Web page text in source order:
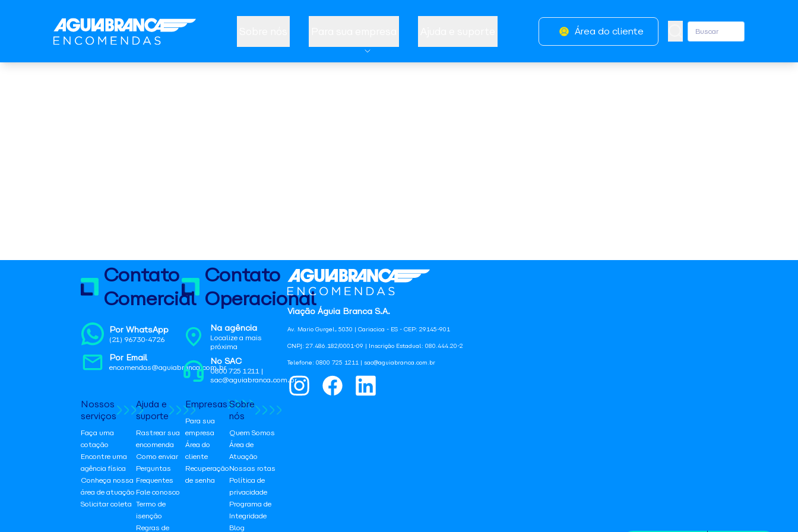
Área do cliente
Viação Águia Branca S.A.
Av. Mario Gurgel, 5030 | Cariacica - ES - CEP: 29145-901
CNPJ: 27.486.182/0001-09 | Inscrição Estadual: 080.444.20-2
Telefone: 0800 725 1211 | sac@aguiabranca.com.br
Contato
Comercial
Por WhatsApp
(21) 96730-4726
Por Email
encomendas@aguiabranca.com.br
Contato
Operacional
Na agência
Localize a mais
próxima
No SAC
0800 725 1211 |
sac@aguiabranca.com.br
Nossos
serviços
Faça uma
cotação
Encontre uma
agência física
Conheça nossa
área de atuação
Solicitar coleta
Ajuda e
suporte
Rastrear sua
encomenda
Como enviar
Perguntas
Frequentes
Fale conosco
Termo de
isenção
Regras de
Empresas
Para sua
empresa
Área do
cliente
Recuperação
de senha
Sobre
nós
Quem Somos
Área de
Atuação
Nossas rotas
Política de
privacidade
Programa de
Integridade
Blog